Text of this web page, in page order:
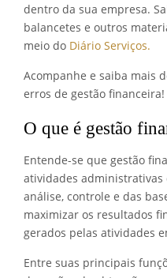
dentro da sua empresa.
balancetes e outros
meio do Diário Serviços.
Acompanhe e saiba mais
erros de gestão financeira!
O que é gestão
Entende-se que gestão
atividades
análise, controle e das
maximizar os resultados
gerados pelas atividades
Entre suas principais